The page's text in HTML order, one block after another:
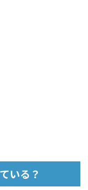
いる？